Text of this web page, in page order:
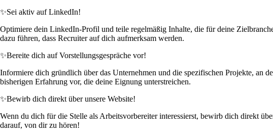
✨Sei aktiv auf LinkedIn!
Optimiere dein LinkedIn-Profil und teile regelmäßig Inhalte, die für deine
dazu führen, dass Recruiter auf dich aufmerksam werden.
✨Bereite dich auf Vorstellungsgespräche vor!
Informiere dich gründlich über das Unternehmen und die spezifischen Projekte, an
bisherigen Erfahrung vor, die deine Eignung unterstreichen.
✨Bewirb dich direkt über unsere Website!
Wenn du dich für die Stelle als Arbeitsvorbereiter interessierst, bewirb dich direkt
darauf, von dir zu hören!